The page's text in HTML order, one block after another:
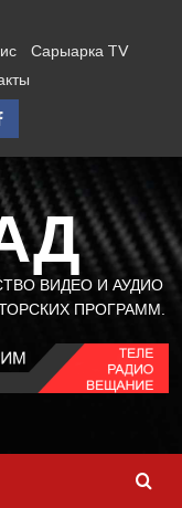
Сарыарка TV
ВИДЕО И АУДИО
ПРОГРАММ.